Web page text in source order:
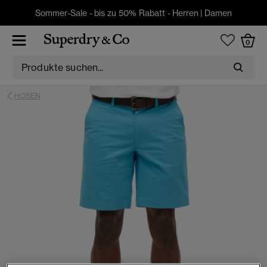
Sommer-Sale - bis zu 50% Rabatt - Herren | Damen
0
HOSEN